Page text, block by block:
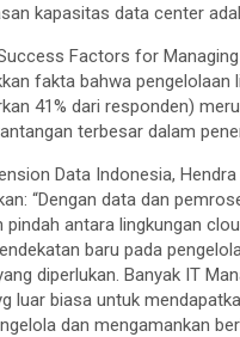
kapasitas data center
Factors for
fakta bahwa pengelolaan
41% dari responden)
terbesar dalam
Data Indonesia,
“Dengan data dan
pindah antara lingkungan
baru pada
diperlukan. Banyak IT
luar biasa untuk
dan mengamankan